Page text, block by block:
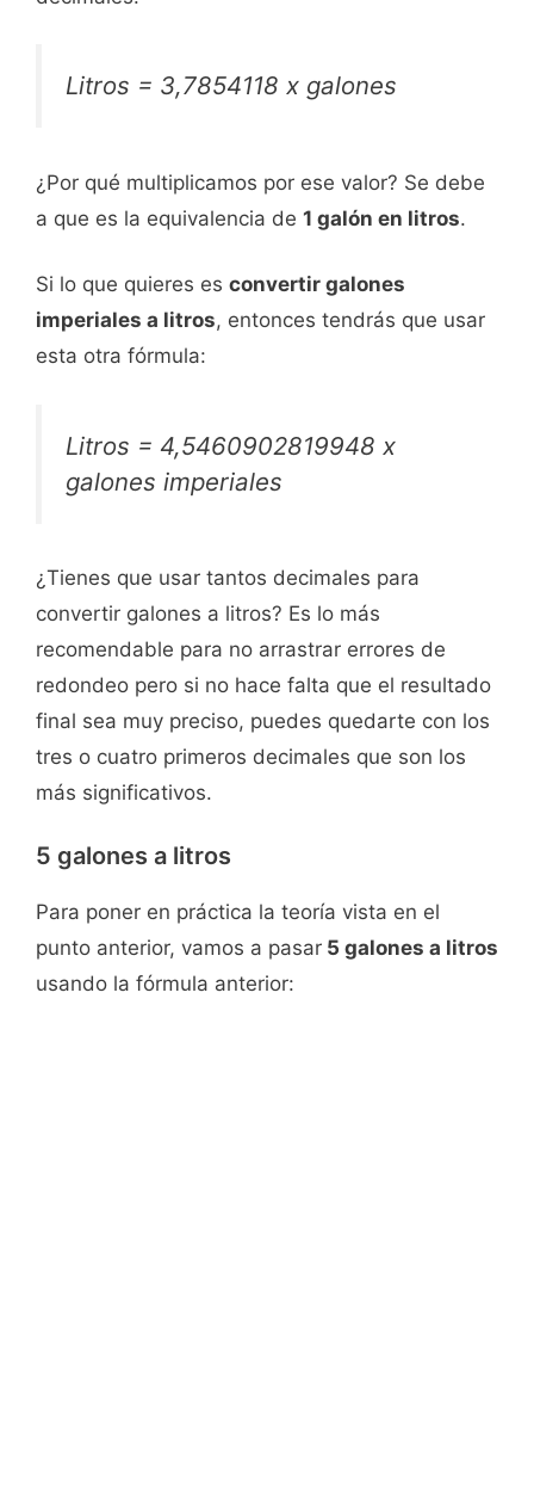
Litros = 3,7854118 x galones
¿Por qué multiplicamos por ese valor? Se debe
a que es la equivalencia de 1 galón en litros.
Si lo que quieres es convertir galones
imperiales a litros, entonces tendrás que usar
esta otra fórmula:
Litros = 4,5460902819948 x
galones imperiales
¿Tienes que usar tantos decimales para
convertir galones a litros? Es lo más
recomendable para no arrastrar errores de
redondeo pero si no hace falta que el resultado
final sea muy preciso, puedes quedarte con los
tres o cuatro primeros decimales que son los
más significativos.
5 galones a litros
Para poner en práctica la teoría vista en el
punto anterior, vamos a pasar 5 galones a litros
usando la fórmula anterior: